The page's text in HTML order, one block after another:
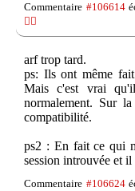
Commentaire #106614
👎🏽
arf trop tard.
ps: Ils ont même
Mais c'est vrai
normalement. Sur
compatibilité.
ps2 : En fait ce qui
session introuvée et
Commentaire #106624